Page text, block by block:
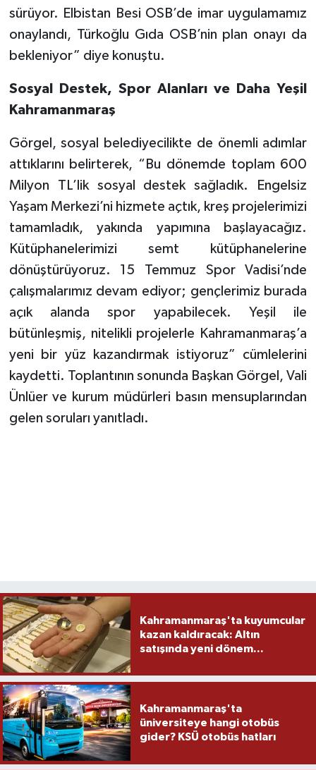
sürüyor. Elbistan Besi OSB’de imar uygulamamız
onaylandı, Türkoğlu Gıda OSB’nin plan onayı da
bekleniyor” diye konuştu.
Sosyal Destek, Spor Alanları ve Daha Yeşil
Kahramanmaraş
Görgel, sosyal belediyecilikte de önemli adımlar
attıklarını belirterek, “Bu dönemde toplam 600
Milyon TL’lik sosyal destek sağladık. Engelsiz
Yaşam Merkezi’ni hizmete açtık, kreş projelerimizi
tamamladık, yakında yapımına başlayacağız.
Kütüphanelerimizi semt kütüphanelerine
dönüştürüyoruz. 15 Temmuz Spor Vadisi’nde
çalışmalarımız devam ediyor; gençlerimiz burada
açık alanda spor yapabilecek. Yeşil ile
bütünleşmiş, nitelikli projelerle Kahramanmaraş’a
yeni bir yüz kazandırmak istiyoruz” cümlelerini
kaydetti. Toplantının sonunda Başkan Görgel, Vali
Ünlüer ve kurum müdürleri basın mensuplarından
gelen soruları yanıtladı.
Kahramanmaraş'ta kuyumcular
kazan kaldıracak: Altın
satışında yeni dönem...
Kahramanmaraş'ta
üniversiteye hangi otobüs
gider? KSÜ otobüs hatları